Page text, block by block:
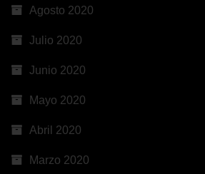
Agosto 2020
Julio 2020
Junio 2020
Mayo 2020
Abril 2020
Marzo 2020